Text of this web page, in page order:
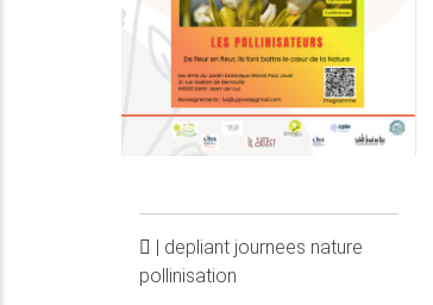
| depliant journees nature
pollinisation